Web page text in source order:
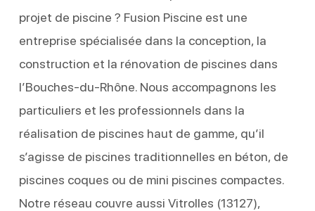
projet de piscine ? Fusion Piscine est une
entreprise spécialisée dans la conception, la
construction et la rénovation de piscines dans
l’Bouches-du-Rhône. Nous accompagnons les
particuliers et les professionnels dans la
réalisation de piscines haut de gamme, qu’il
s’agisse de piscines traditionnelles en béton, de
piscines coques ou de mini piscines compactes.
Notre réseau couvre aussi Vitrolles (13127),